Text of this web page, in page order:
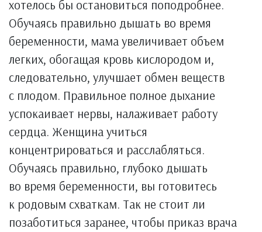
хотелось бы остановиться поподробнее.
Обучаясь правильно дышать во время
беременности, мама увеличивает объем
легких, обогащая кровь кислородом и,
следовательно, улучшает обмен веществ
с плодом. Правильное полное дыхание
успокаивает нервы, налаживает работу
сердца. Женщина учиться
концентрироваться и расслабляться.
Обучаясь правильно, глубоко дышать
во время беременности, вы готовитесь
к родовым схваткам. Так не стоит ли
позаботиться заранее, чтобы приказ врача